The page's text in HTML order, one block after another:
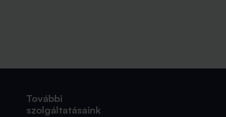
További
szolgáltatásaink